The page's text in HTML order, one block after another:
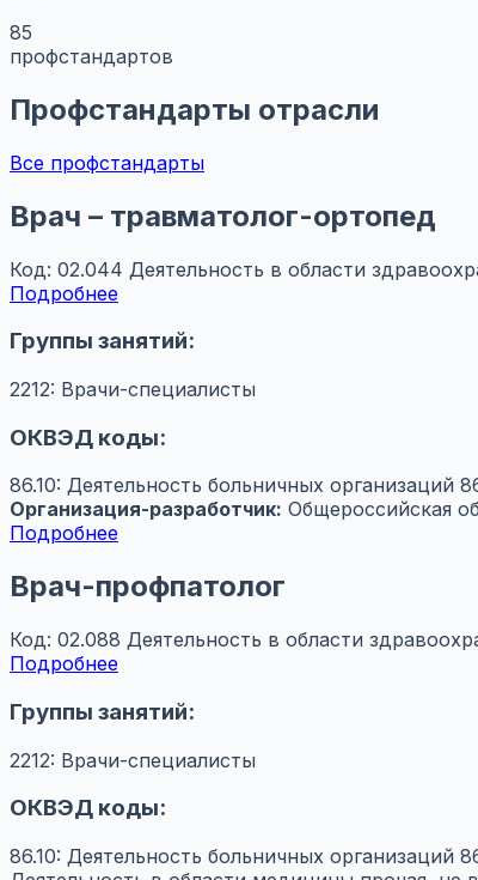
85
профстандартов
Профстандарты отрасли
Все профстандарты
Врач – травматолог-ортопед
Код: 02.044 Деятельность в области
Подробнее
Группы занятий:
2212: Врачи-специалисты
ОКВЭД коды:
86.10: Деятельность больничных организаций
Организация-разработчик: Общероссийская
Подробнее
Врач-профпатолог
Код: 02.088 Деятельность в области
Подробнее
Группы занятий:
2212: Врачи-специалисты
ОКВЭД коды:
86.10: Деятельность больничных организаций